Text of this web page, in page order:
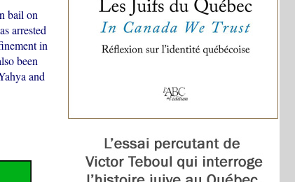
bail on
arrested
in
been
and